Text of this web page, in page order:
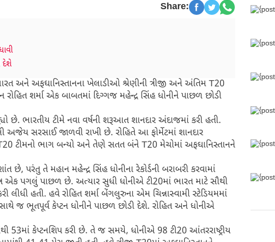
Share:
દેશે
અને અફઘાનિસ્તાનના ખેલાડીઓ શ્રેણીની ત્રીજી અને અંતિમ T20
શર્મા એક બાબતમાં દિગ્ગજ મહેન્દ્ર સિંહ ધોનીને પાછળ છોડી
છે. ભારતીય ટીમે નવા વર્ષની શરૂઆત શાનદાર અંદાજમાં કરી હતી.
અજેય સરસાઈ જાળવી રાખી છે. રોહિતે આ ફોર્મેટમાં શાનદાર
ટીમનો ભાગ બન્યો અને તેણે સતત બંને T20 મેચોમાં અફઘાનિસ્તાનને
પરંતુ તે મહાન મહેન્દ્ર સિંહ ધોનીના રેકોર્ડની બરાબરી કરવામાં
એક પગલું પાછળ છે. અત્યાર સુધી ધોનીએ ટી20માં ભારત માટે સૌથી
લીધી હતી. હવે રોહિત શર્મા બેંગલુરુના એમ ચિન્નાસ્વામી સ્ટેડિયમમાં
સાથે જ ભૂતપૂર્વ કેપ્ટન ધોનીને પાછળ છોડી દેશે. રોહિત અને ધોનીએ
53માં કેપ્ટનશિપ કરી છે. તે જ સમયે, ધોનીએ 98 ટી20 આંતરરાષ્ટ્રીય